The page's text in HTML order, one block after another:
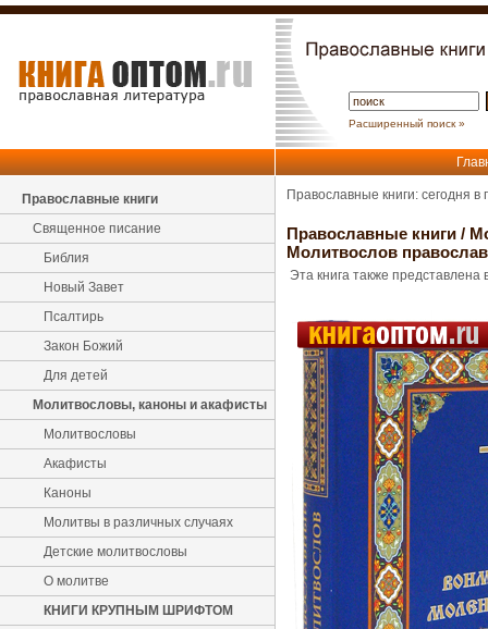
Расширенный поиск »
Православные книги
Священное писание
Библия
Новый Завет
Псалтирь
Закон Божий
Для детей
Молитвословы, каноны и акафисты
Молитвословы
Акафисты
Каноны
Молитвы в различных случаях
Детские молитвословы
О молитве
КНИГИ КРУПНЫМ ШРИФТОМ
Православные книги: сегодня
Православные книги /
Молитвослов
Эта книга также представлена